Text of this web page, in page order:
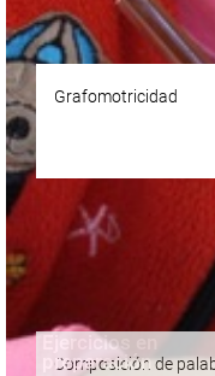
Grafomotricidad
Composición de
Ejercicios en
preparación